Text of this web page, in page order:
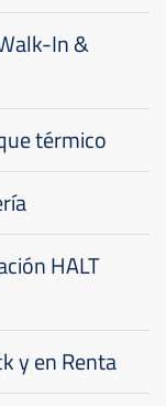
In &
térmico
HALT
y en Renta